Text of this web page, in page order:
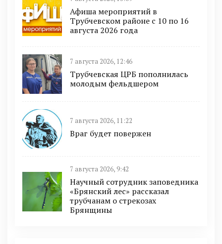
Афиша мероприятий в
Трубчевском районе с 10 по 16
августа 2026 года
7 августа 2026, 12:46
Трубчевская ЦРБ пополнилась
молодым фельдшером
7 августа 2026, 11:22
Враг будет повержен
7 августа 2026, 9:42
Научный сотрудник заповедника
«Брянский лес» рассказал
трубчанам о стрекозах
Брянщины